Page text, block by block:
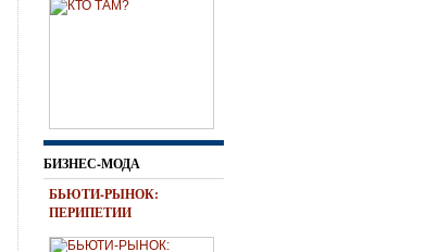
БИЗНЕС-МОДА
БЬЮТИ-РЫНОК:
ПЕРИПЕТИИ